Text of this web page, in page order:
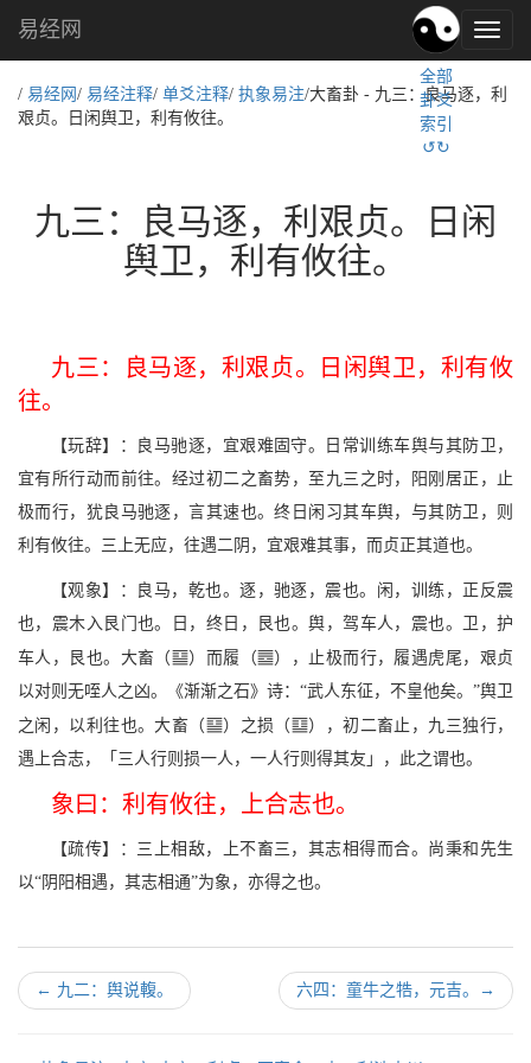
易
经
化,
易经网
全部
卦爻
索引
↺↻
/ 易经网 / 易经注释/ 单爻注释/ 执象易注/大畜卦 - 九三：良马逐，利
艰贞。日闲舆卫，利有攸往。
九三：良马逐，利艰贞。日闲
舆卫，利有攸往。
九三：良马逐，利艰贞。日闲舆卫，利有攸
往。
【玩辞】：良马驰逐，宜艰难固守。日常训练车舆与其防卫，
宜有所行动而前往。经过初二之畜势，至九三之时，阳刚居正，止
极而行，犹良马驰逐，言其速也。终日闲习其车舆，与其防卫，则
利有攸往。三上无应，往遇二阴，宜艰难其事，而贞正其道也。
【观象】：良马，乾也。逐，驰逐，震也。闲，训练，正反震
也，震木入艮门也。日，终日，艮也。舆，驾车人，震也。卫，护
车人，艮也。大畜（k）而履（p），止极而行，履遇虎尾，艰贞
以对则无咥人之凶。《渐渐之石》诗：“武人东征，不皇他矣。”舆卫
之闲，以利往也。大畜（k）之损（A），初二畜止，九三独行，
遇上合志，「三人行则损一人，一人行则得其友」，此之谓也。
象曰：利有攸往，上合志也。
【疏传】：三上相敌，上不畜三，其志相得而合。尚秉和先生
以“阴阳相遇，其志相通”为象，亦得之也。
← 九二：舆说輹。 六四：童牛之牿，元吉。 →